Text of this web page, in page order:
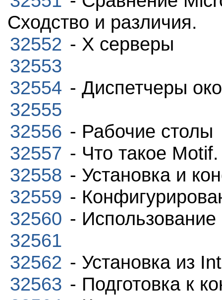
Сходство и различия.
32552 - X серверы
32553
32554 - Диспетчеры
32555
32556 - Рабочие столы
32557 - Что такое
32558 - Установка и
32559 -
32560 - Использование
32561
32562 - Установка из
32563 - Подготовка к